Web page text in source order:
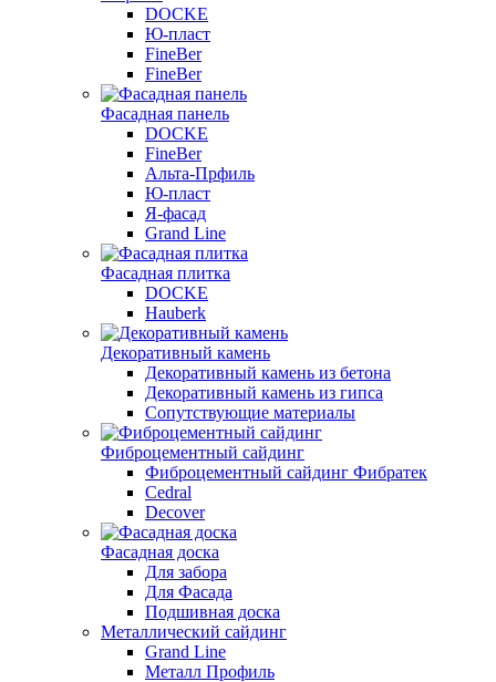
DOCKE
Ю-пласт
FineBer
FineBer
Фасадная панель
DOCKE
FineBer
Альта-Прфиль
Ю-пласт
Я-фасад
Grand Line
Фасадная плитка
DOCKE
Hauberk
Декоративный камень
Декоративный камень из бетона
Декоративный камень из гипса
Сопутствующие материалы
Фиброцементный сайдинг
Фиброцементный сайдинг Фибратек
Cedral
Decover
Фасадная доска
Для забора
Для Фасада
Подшивная доска
Металлический сайдинг
Grand Line
Металл Профиль